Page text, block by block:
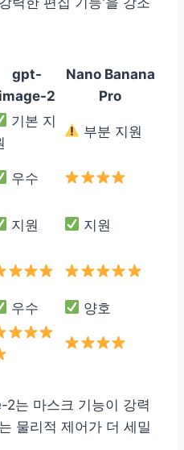
gpt-
image-2
Nano Banana
Pro
기본 지
부분 지원
우수
지원 지원
우수 양호
는 마스크 기능이 강력
물리적 제어가 더 세밀